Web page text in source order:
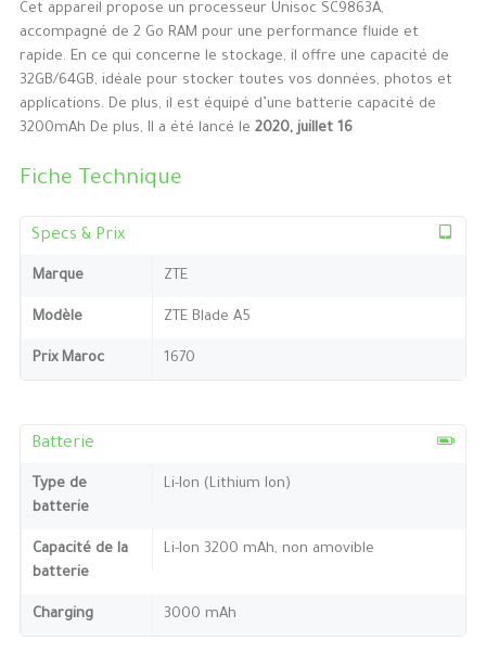
Cet appareil propose un processeur Unisoc SC9863A,
accompagné de 2 Go RAM pour une performance fluide et
rapide. En ce qui concerne le stockage, il offre une capacité de
32GB/64GB, idéale pour stocker toutes vos données, photos et
applications. De plus, il est équipé d’une batterie capacité de
3200mAh De plus, Il a été lancé le 2020, juillet 16
Fiche Technique
Specs & Prix
Marque ZTE
Modèle ZTE Blade A5
Prix Maroc 1670
Batterie
Type de
batterie
Li-Ion (Lithium Ion)
Capacité de la
batterie
Li-Ion 3200 mAh, non amovible
Charging 3000 mAh